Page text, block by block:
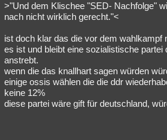
>"Und dem Klischee "SED- Nachfolge"
nach nicht wirklich gerecht."<
ist doch klar das die vor dem wahlkampf
es ist und bleibt eine sozialistische partei
anstrebt.
wenn die das knallhart sagen würden
einige ossis wählen die die ddr
keine 12%
diese partei wäre gift für deutschland,